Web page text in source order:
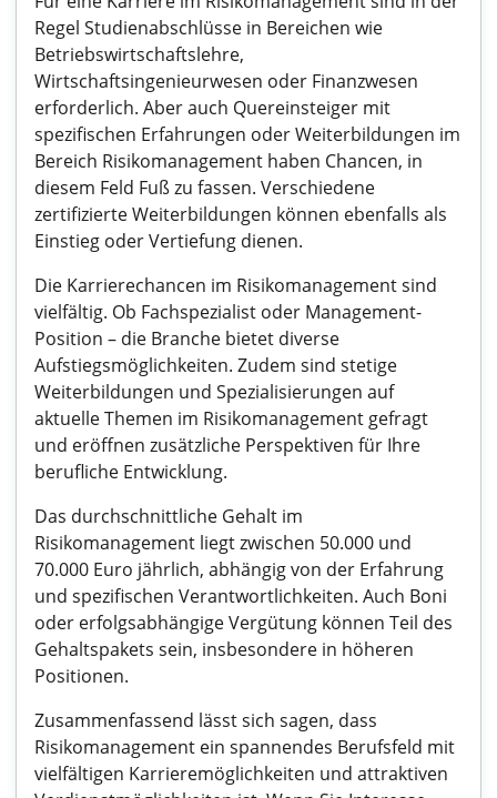
Regel Studienabschlüsse in Bereichen wie
Betriebswirtschaftslehre,
Wirtschaftsingenieurwesen oder Finanzwesen
erforderlich. Aber auch Quereinsteiger mit
spezifischen Erfahrungen oder Weiterbildungen im
Bereich Risikomanagement haben Chancen, in
diesem Feld Fuß zu fassen. Verschiedene
zertifizierte Weiterbildungen können ebenfalls als
Einstieg oder Vertiefung dienen.
Die Karrierechancen im Risikomanagement sind
vielfältig. Ob Fachspezialist oder Management-
Position – die Branche bietet diverse
Aufstiegsmöglichkeiten. Zudem sind stetige
Weiterbildungen und Spezialisierungen auf
aktuelle Themen im Risikomanagement gefragt
und eröffnen zusätzliche Perspektiven für Ihre
berufliche Entwicklung.
Das durchschnittliche Gehalt im
Risikomanagement liegt zwischen 50.000 und
70.000 Euro jährlich, abhängig von der Erfahrung
und spezifischen Verantwortlichkeiten. Auch Boni
oder erfolgsabhängige Vergütung können Teil des
Gehaltspakets sein, insbesondere in höheren
Positionen.
Zusammenfassend lässt sich sagen, dass
Risikomanagement ein spannendes Berufsfeld mit
vielfältigen Karrieremöglichkeiten und attraktiven